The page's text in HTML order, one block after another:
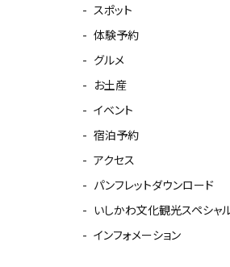
スポット
体験予約
グルメ
お土産
イベント
宿泊予約
アクセス
パンフレットダウンロード
いしかわ文化観光スペシャ
インフォメーション